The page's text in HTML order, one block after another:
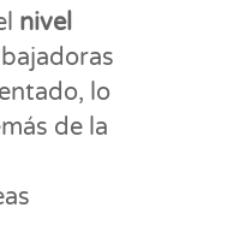
nivel
lo
de la